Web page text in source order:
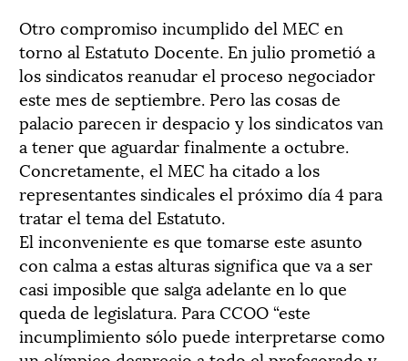
Otro compromiso incumplido del MEC en
torno al Estatuto Docente. En julio prometió a
los sindicatos reanudar el proceso negociador
este mes de septiembre. Pero las cosas de
palacio parecen ir despacio y los sindicatos van
a tener que aguardar finalmente a octubre.
Concretamente, el MEC ha citado a los
representantes sindicales el próximo día 4 para
tratar el tema del Estatuto.
El inconveniente es que tomarse este asunto
con calma a estas alturas significa que va a ser
casi imposible que salga adelante en lo que
queda de legislatura. Para CCOO “este
incumplimiento sólo puede interpretarse como